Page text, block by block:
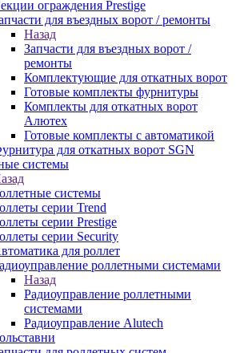
ограждения Prestige
для въездных ворот / ремонты
Назад
Запчасти для въездных ворот /
ремонты
Комплектующие для откатных ворот
Готовые комплекты фурнитуры
Комплекты для откатных ворот
Алютех
Готовые комплекты с автоматикой
для откатных ворот SGN
системы
системы
серии Trend
серии Prestige
серии Security
для роллет
роллетными системами
Назад
Радиоуправление роллетными
системами
Радиоуправление Alutech